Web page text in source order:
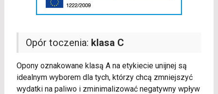
Opór toczenia: klasa C
Opony oznakowane klasą A na etykiecie unijnej są
idealnym wyborem dla tych, którzy chcą zmniejszyć
wydatki na paliwo i zminimalizować negatywny wpływ